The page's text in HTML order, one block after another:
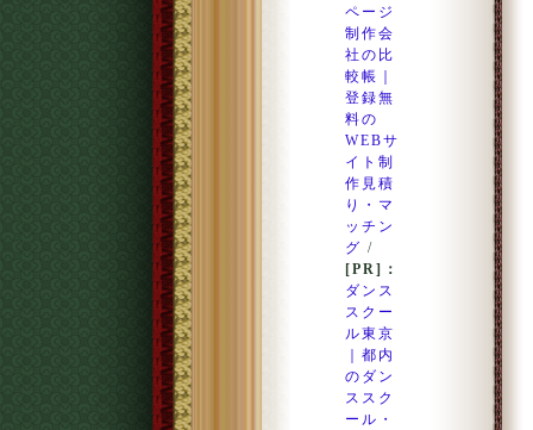
ページ
制作会
社の比
較帳｜
登録無
料の
WEBサ
イト制
作見積
り・マ
ッチン
グ /
[PR]：
ダンス
スクー
ル東京
｜都内
のダン
ススク
ール・